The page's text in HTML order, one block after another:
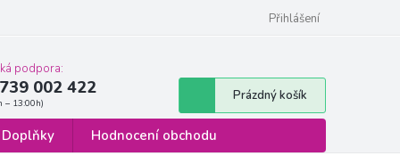
Formulář pro odstoupení od smlouvy
Přihlášení
podpora:
002 422
Nákupní
košík
Prázdný košík
Doplňky Hodnocení obchodu